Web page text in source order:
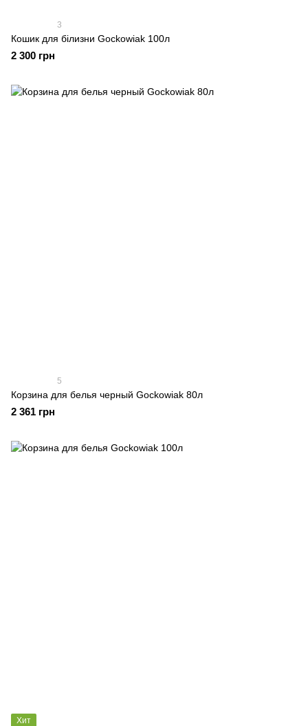
3
Кошик для білизни Gockowiak 100л
2 300 грн
5
Корзина для белья черный Gockowiak 80л
2 361 грн
Хит